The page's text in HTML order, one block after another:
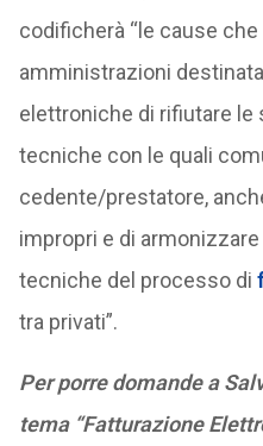
codificherà “le cause
amministrazioni
elettroniche di rifiutare le
tecniche con le quali
cedente/prestatore,
impropri e di
tecniche del processo di
tra privati”.
Per porre domande a
tema “Fatturazione